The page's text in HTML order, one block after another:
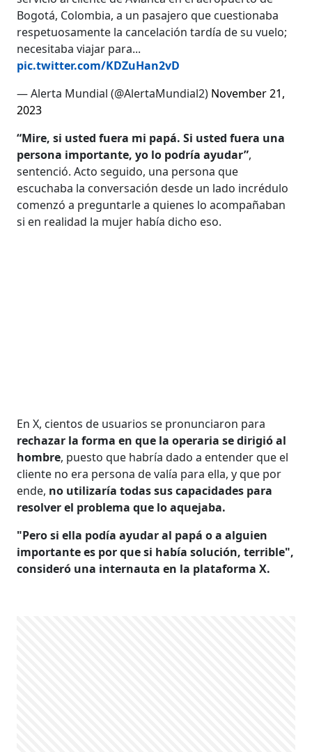
Bogotá, Colombia, a un pasajero que cuestionaba
respetuosamente la cancelación tardía de su vuelo;
necesitaba viajar para...
pic.twitter.com/KDZuHan2vD
— Alerta Mundial (@AlertaMundial2) November 21,
2023
“Mire, si usted fuera mi papá. Si usted fuera una
persona importante, yo lo podría ayudar”,
sentenció. Acto seguido, una persona que
escuchaba la conversación desde un lado incrédulo
comenzó a preguntarle a quienes lo acompañaban
si en realidad la mujer había dicho eso.
En X, cientos de usuarios se pronunciaron para
rechazar la forma en que la operaria se dirigió al
hombre, puesto que habría dado a entender que el
cliente no era persona de valía para ella, y que por
ende, no utilizaría todas sus capacidades para
resolver el problema que lo aquejaba.
"Pero si ella podía ayudar al papá o a alguien
importante es por que si había solución, terrible",
consideró una internauta en la plataforma X.